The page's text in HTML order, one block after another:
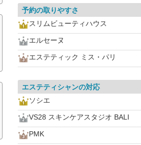
予約の取りやすさ
スリムビューティハウス
エルセーヌ
エステティック ミス・パリ
エステティシャンの対応
ソシエ
VS28 スキンケアスタジオ BALI
PMK